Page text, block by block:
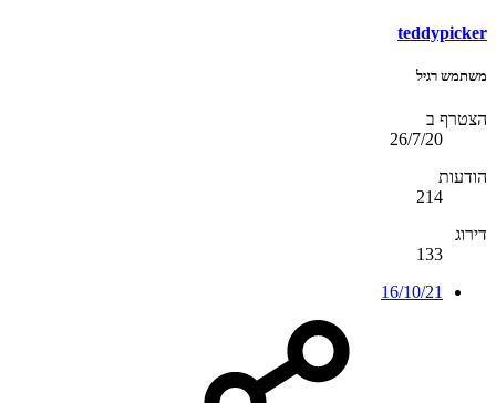
teddypicker
משתמש רגיל
הצטרף ב
26/7/20
הודעות
214
דירוג
133
16/10/21